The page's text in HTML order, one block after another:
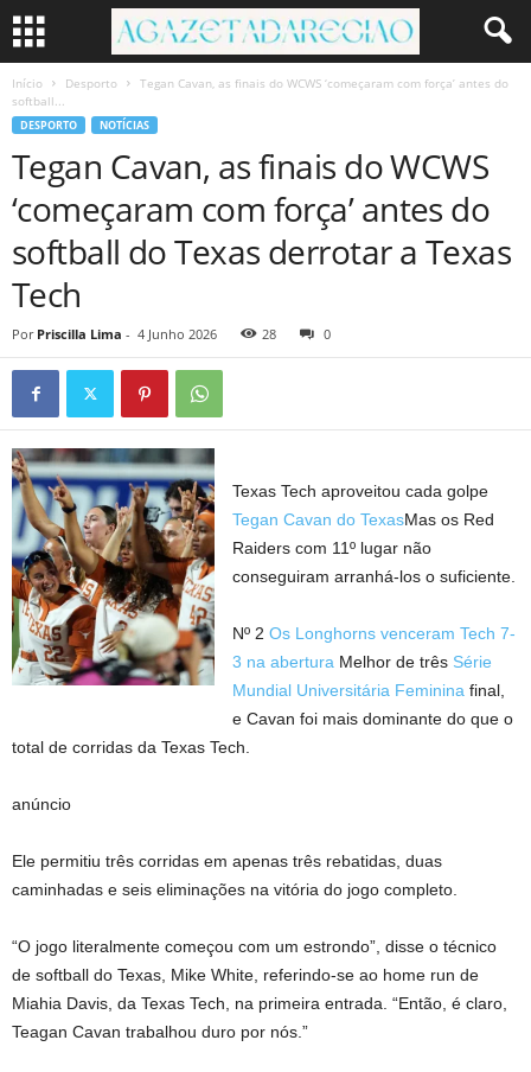
Início Desporto
Tegan Cavan, as finais do WCWS ‘começaram com força’ antes do
softball...
DESPORTO NOTÍCIAS
Tegan Cavan, as finais do WCWS
‘começaram com força’ antes do
softball do Texas derrotar a Texas
Tech
Por Priscilla Lima - 4 Junho 2026 28 0
Texas Tech aproveitou cada golpe
Tegan Cavan do TexasMas os Red
Raiders com 11º lugar não
conseguiram arranhá-los o suficiente.
Nº 2Os Longhorns venceram Tech 7-
3 na abertura Melhor de três Série
Mundial Universitária Feminina final,
e Cavan foi mais dominante do que o
total de corridas da Texas Tech.
anúncio
Ele permitiu três corridas em apenas três rebatidas, duas
caminhadas e seis eliminações na vitória do jogo completo.
“O jogo literalmente começou com um estrondo”, disse o técnico
de softball do Texas, Mike White, referindo-se ao home run de
Miahia Davis, da Texas Tech, na primeira entrada. “Então, é claro,
Teagan Cavan trabalhou duro por nós.”